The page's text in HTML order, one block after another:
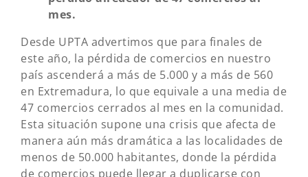
mes.
Desde UPTA advertimos que para finales de
este año, la pérdida de comercios en nuestro
país ascenderá a más de 5.000 y a más de 560
en Extremadura, lo que equivale a una media de
47 comercios cerrados al mes en la comunidad.
Esta situación supone una crisis que afecta de
manera aún más dramática a las localidades de
menos de 50.000 habitantes, donde la pérdida
de comercios puede llegar a duplicarse con